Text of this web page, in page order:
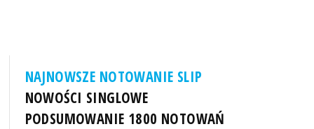
NAJNOWSZE NOTOWANIE SLIP
NOWOŚCI SINGLOWE
PODSUMOWANIE 1800 NOTOWAŃ